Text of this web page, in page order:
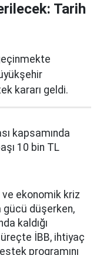
Tarih
kararı geldi.
kapsamında
10 bin TL
ekonomik kriz
gücü düşerken,
kaldığı
İBB, ihtiyaç
programını